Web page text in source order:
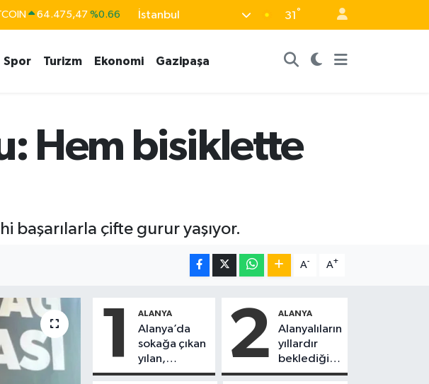
DOLAR 47,5971 %0.05
EURO 55,1336 %0.18
İstanbul 31 °
Spor Turizm Ekonomi Gazipaşa
Hem bisiklette
başarılarla çifte gurur yaşıyor.
A- A+
1 ALANYA
Alanya’da
sokağa çıkan
yılan,
vatandaşı
2 ALANYA
Alanyalıların
yıllardır
beklediği
yol askıdan